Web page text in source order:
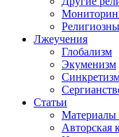
Лжеучения
Глобализм
Экуменизм
Статьи
Материалы
Авторская